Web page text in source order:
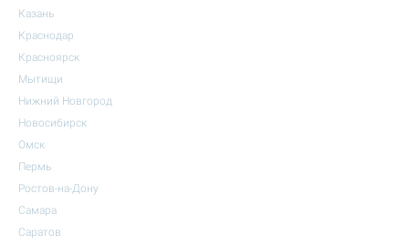
Казань
Краснодар
Красноярск
Мытищи
Нижний Новгород
Новосибирск
Омск
Пермь
Ростов-на-Дону
Самара
Саратов